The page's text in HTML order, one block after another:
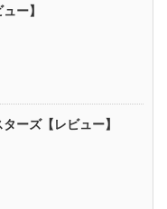
ー】
ーズ【レビュー】